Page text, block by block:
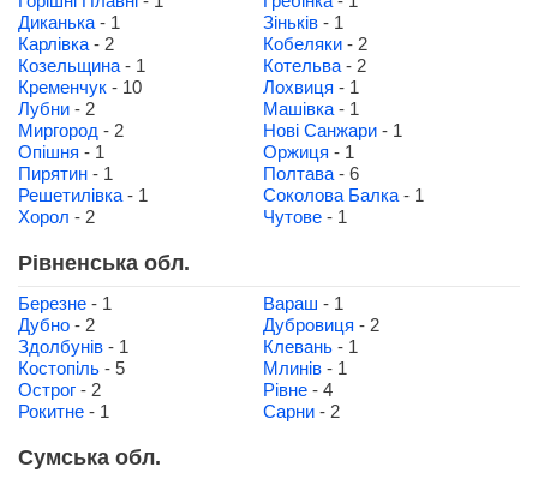
Диканька - 1 Зіньків - 1
Карлівка - 2 Кобеляки - 2
Козельщина - 1 Котельва - 2
Кременчук - 10 Лохвиця - 1
Лубни - 2 Машівка - 1
Миргород - 2 Нові Санжари - 1
Опішня - 1 Оржиця - 1
Пирятин - 1 Полтава - 6
Решетилівка - 1 Соколова Балка - 1
Хорол - 2 Чутове - 1
Рівненська обл.
Березне - 1 Вараш - 1
Дубно - 2 Дубровиця - 2
Здолбунів - 1 Клевань - 1
Костопіль - 5 Млинів - 1
Острог - 2 Рівне - 4
Рокитне - 1 Сарни - 2
Сумська обл.